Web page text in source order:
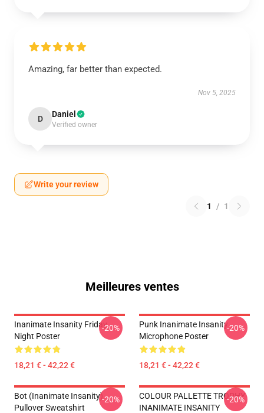
Amazing, far better than expected.
Nov 5, 2025
D Daniel
Verified owner
Write your review
1 / 1
Meilleures ventes
Inanimate Insanity Friday
Night Poster
18,21 € - 42,22 €
-20%
Punk Inanimate Insanity
Microphone Poster
18,21 € - 42,22 €
-20%
Bot (Inanimate Insanity)
Pullover Sweatshirt
-20%
COLOUR PALLETTE TROPHY
INANIMATE INSANITY
-20%